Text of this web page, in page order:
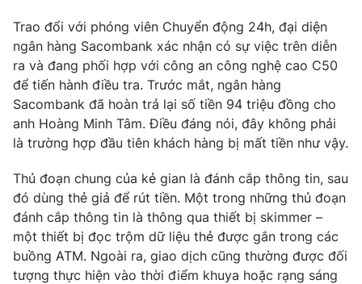
Khán giả
Giải sao mai
Sao
Du lịch
Làm đẹp
Chất lượng cuộc sống
Giáo dục
Tuyển sinh
Học trực tuyến
Công nghệ
Hitech Công nghệ tương lai
Sản phẩm
Thị trường
Tư vấn
Giao lưu trực tuyến
Lịch phát sóng
Chuyên mục khác
Emagazine Podcast
Trao đổi với phóng viên Chuyển động 24h, đại diện
ngân hàng Sacombank xác nhận có sự việc trên diễn
ra và đang phối hợp với công an công nghệ cao C50
để tiến hành điều tra. Trước mắt, ngân hàng
Sacombank đã hoàn trả lại số tiền 94 triệu đồng cho
anh Hoàng Minh Tâm. Điều đáng nói, đây không phải
là trường hợp đầu tiên khách hàng bị mất tiền như vậy.
Thủ đoạn chung của kẻ gian là đánh cắp thông tin, sau
đó dùng thẻ giả để rút tiền. Một trong những thủ đoạn
đánh cắp thông tin là thông qua thiết bị skimmer –
một thiết bị đọc trộm dữ liệu thẻ được gắn trong các
buồng ATM. Ngoài ra, giao dịch cũng thường được đối
tượng thực hiện vào thời điểm khuya hoặc rạng sáng